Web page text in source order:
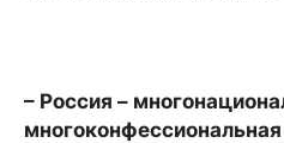
– Россия –